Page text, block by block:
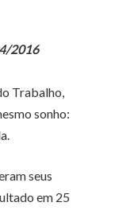
2016
Trabalho,
sonho:
seus
em 25